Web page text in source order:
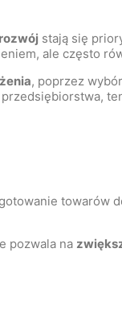
stają się
ale często
, poprzez
towarów
pozwala na